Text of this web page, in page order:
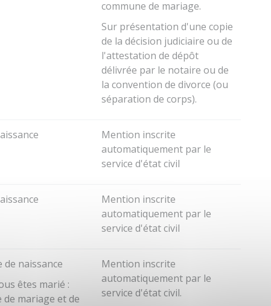
commune de mariage.
Sur présentation d'une copie
de la décision judiciaire ou de
l'attestation de dépôt
délivrée par le notaire ou de
la convention de divorce (ou
séparation de corps).
Mention inscrite
automatiquement par le
service d'état civil
Mention inscrite
automatiquement par le
service d'état civil
de naissance
êtes marié :
de mariage et de
Mention inscrite
automatiquement par le
service d'état civil.